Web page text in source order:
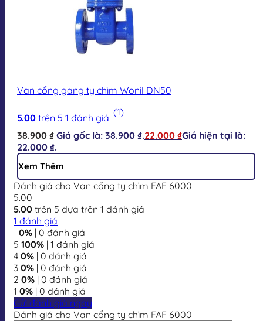
Van cổng gang ty chìm Wonil DN50
5.00 trên 5 1 đánh giá (1)
38.900₫ Giá gốc là: 38.900 ₫.22.000 ₫Giá hiện tại là:
22.000 ₫.
Xem Thêm
Đánh giá cho Van cổng ty chìm FAF 6000
5.00
5.00 trên 5 dựa trên 1 đánh giá
1 đánh giá
0% | 0 đánh giá
5 100% | 1 đánh giá
4 0% | 0 đánh giá
3 0% | 0 đánh giá
2 0% | 0 đánh giá
1 0% | 0 đánh giá
Gửi đánh giá ngay
Đánh giá cho Van cổng ty chìm FAF 6000